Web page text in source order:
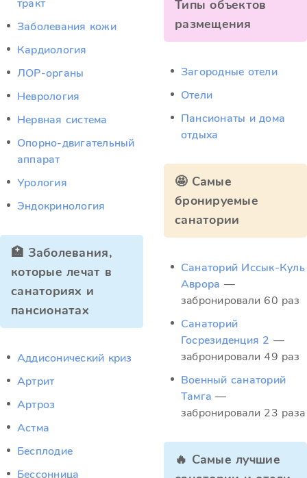
тракт
Заболевания кожи
Кардиология
ЛОР-органы
Неврология
Нервная система
Опорно-двигательный
аппарат
Урология
Эндокринология
🏥 Заболевания,
которые лечат в
санаториях и
пансионатах
Аддисонический криз
Артрит
Артроз
Астма
Бесплодие
Бессонница
Типы объектов
размещения
Загородные отели
Отели
Пансионаты и дома
отдыха
🤩 Самые
бронируемые
санатории
Санаторий Иссык-Куль
Аврора —
забронировали 60 раз
Санаторий
Госрезиденция 2 —
забронировали 49 раз
Военный санаторий
Тамга —
забронировали 23 раза
🔥 Самые лучшие